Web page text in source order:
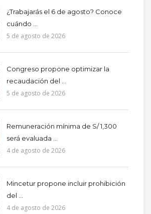
¿Trabajarás el 6 de agosto? Conoce
cuándo ...
5 de agosto de 2026
Congreso propone optimizar la
recaudación del ...
5 de agosto de 2026
Remuneración mínima de S/ 1,300
será evaluada ...
4 de agosto de 2026
Mincetur propone incluir prohibición
del ...
4 de agosto de 2026